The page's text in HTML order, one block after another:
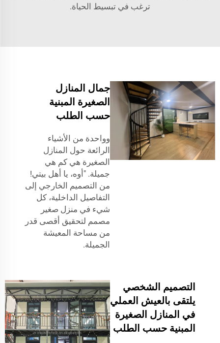
ترغب في تبسيط الحياة.
جمال المنازل
الصغيرة المبنية
حسب الطلب
وواحدة من الأشياء
الرائعة حول المنازل
الصغيرة هي كم هي
جميلة. "أوه، يا أهل بيتي!
من التصميم الخارجي إلى
التفاصيل الداخلية، كل
شيء في منزل صغير
مصمم لتحقيق أقصى قدر
من مساحة المعيشة
الجميلة.
التصميم الشخصي
يلتقى بالعيش العملي
في المنازل الصغيرة
المبنية حسب الطلب